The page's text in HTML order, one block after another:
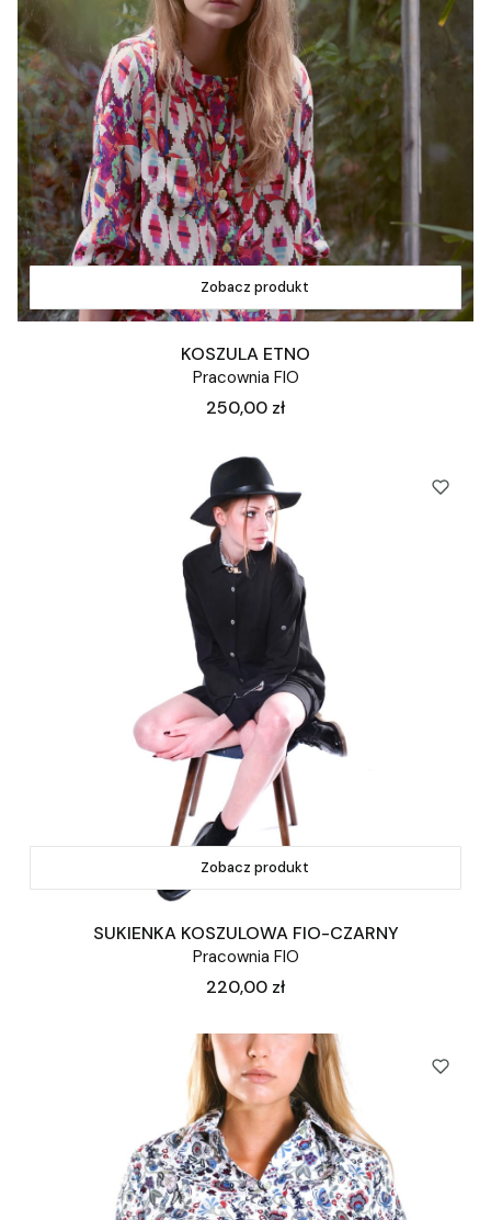
Zobacz produkt
KOSZULA ETNO
Pracownia FIO
Cena
250,00 zł
Zobacz produkt
SUKIENKA KOSZULOWA FIO-CZARNY
Pracownia FIO
Cena
220,00 zł